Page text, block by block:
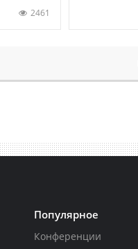
2461
Популярное
Конференции